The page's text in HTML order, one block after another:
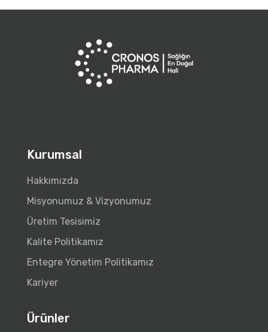
Kurumsal
Hakkımızda
Misyonumuz & Vizyonumuz
Üretim Tesisimiz
Kalite Politikamız
Entegre Yönetim Politikamız
Kariyer
Ürünler